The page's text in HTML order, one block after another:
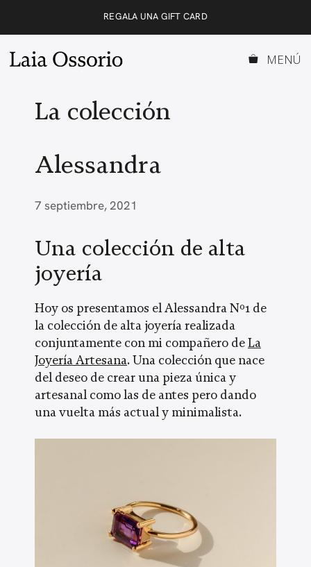
REGALA UNA GIFT CARD
MENÚ
La colección
Alessandra
7 septiembre, 2021
Una colección de alta
joyería
Hoy os presentamos el Alessandra Nº1 de
la colección de alta joyería realizada
conjuntamente con mi compañero deLa
Joyería Artesana. Una colección que nace
del deseo de crear una pieza única y
artesanal como las de antes pero dando
una vuelta más actual y minimalista.